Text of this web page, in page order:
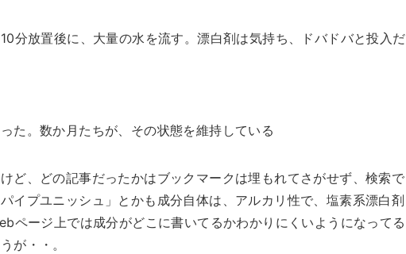
分放置後に、大量の水を流す。漂白剤は気持ち、ドバドバと投入だ
た。数か月たちが、その状態を維持している
ど、どの記事だったかはブックマークは埋もれてさがせず、検索で
イプユニッシュ」とかも成分自体は、アルカリ性で、塩素系漂白剤
ページ上では成分がどこに書いてるかわかりにくいようになってる
が・・。